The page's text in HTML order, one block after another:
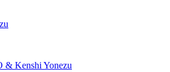
& Kenshi Yonezu